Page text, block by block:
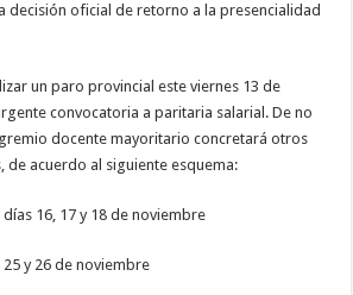
decisión oficial de retorno a la presencialidad
un paro provincial este viernes 13 de
convocatoria a paritaria salarial. De no
docente mayoritario concretará otros
de acuerdo al siguiente esquema:
16, 17 y 18 de noviembre
y 26 de noviembre